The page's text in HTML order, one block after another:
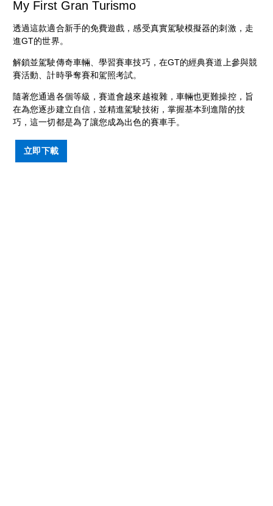
My First Gran Turismo
透過這款適合新手的免費遊戲，感受真實駕駛模擬器的刺激，走
進GT的世界。
解鎖並駕駛傳奇車輛、學習賽車技巧，在GT的經典賽道上參與競
賽活動、計時爭奪賽和駕照考試。
隨著您通過各個等級，賽道會越來越複雜，車輛也更難操控，旨
在為您逐步建立自信，並精進駕駛技術，掌握基本到進階的技
巧，這一切都是為了讓您成為出色的賽車手。
立即下載